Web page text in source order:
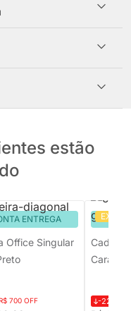
estão
ENTREGA
Office Singular
700 OFF
Cadeira
-22%